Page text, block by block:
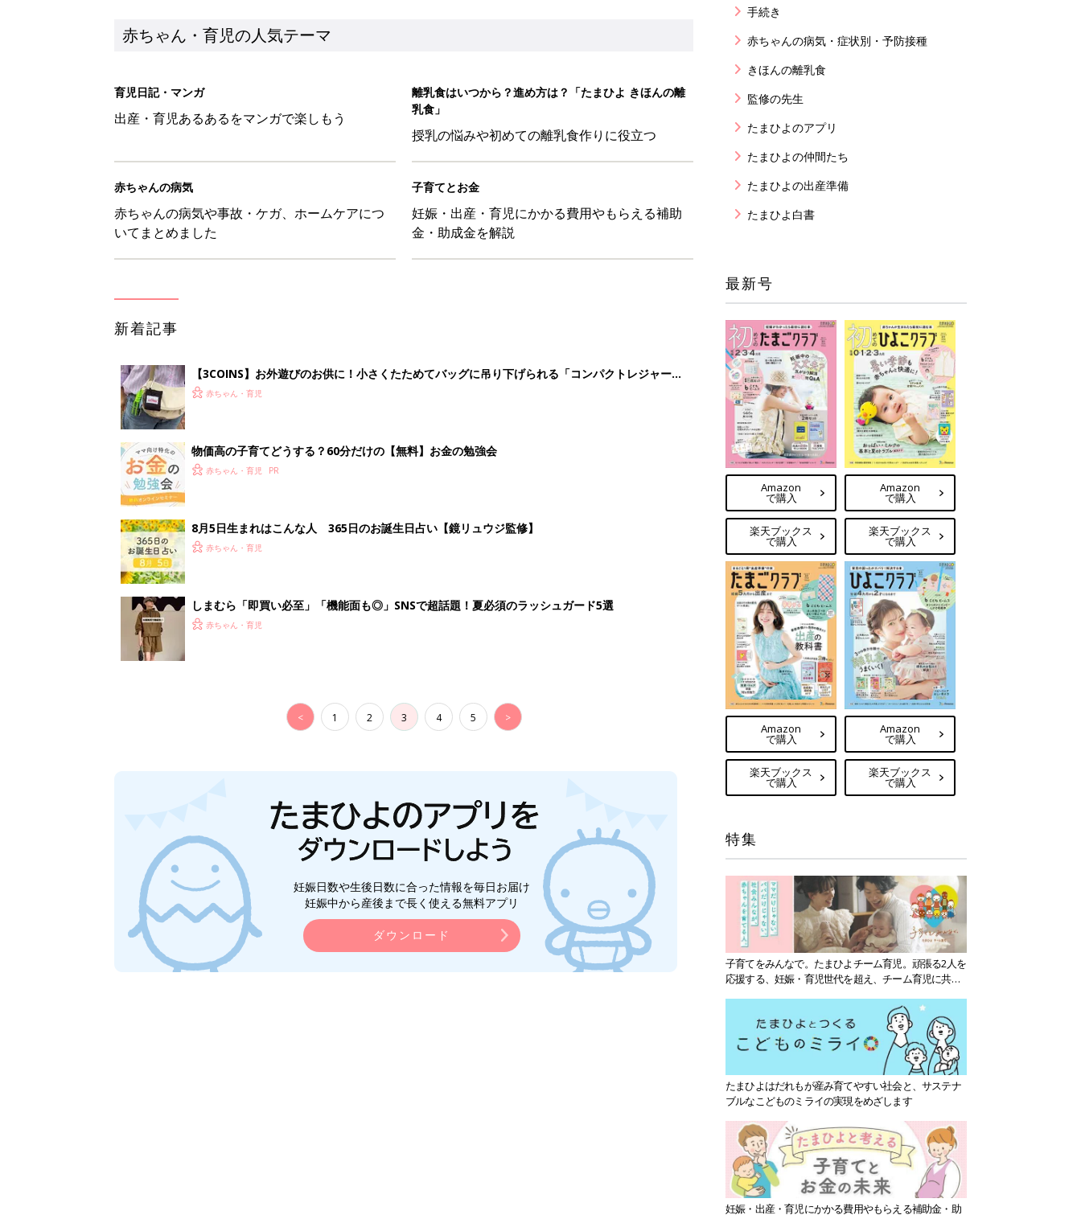
赤ちゃん・育児の人気テーマ
育児日記・マンガ
出産・育児あるあるをマンガで楽しもう
離乳食はいつから？進め方は？「たまひよ きほんの離
乳食」
授乳の悩みや初めての離乳食作りに役立つ
赤ちゃんの病気
赤ちゃんの病気や事故・ケガ、ホームケアにつ
いてまとめました
子育てとお金
妊娠・出産・育児にかかる費用やもらえる補助
金・助成金を解説
新着記事
【3COINS】お外遊びのお供に！小さくたためてバッグに吊り下げられる「コンパクトレジャーシ
ート」
赤ちゃん・育児
物価高の子育てどうする？60分だけの【無料】お金の勉強会
赤ちゃん・育児
8月5日生まれはこんな人 365日のお誕生日占い【鏡リュウジ監修】
赤ちゃん・育児
しまむら「即買い必至」「機能面も◎」SNSで超話題！夏必須のラッシュガード5選
赤ちゃん・育児
< 1 2 3 4 5 >
妊娠日数や生後日数に合った情報を毎日お届け
妊娠中から産後まで長く使える無料アプリ
ダウンロード
手続き
赤ちゃんの病気・症状別・予防接種
きほんの離乳食
監修の先生
たまひよのアプリ
たまひよの仲間たち
たまひよの出産準備
たまひよ白書
最新号
Amazon
で購入
楽天ブックス
で購入
Amazon
で購入
楽天ブックス
で購入
Amazon
で購入
楽天ブックス
で購入
Amazon
で購入
楽天ブックス
で購入
特集
子育てをみんなで。たまひよチーム育児。頑張る2人を
応援する、妊娠・育児世代を超え、チーム育児に共感
たまひよはだれもが産み育てやすい社会と、サステナ
ブルなこどものミライの実現をめざします
妊娠・出産・育児にかかる費用やもらえる補助金・助